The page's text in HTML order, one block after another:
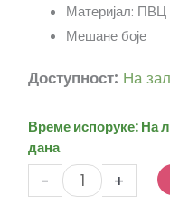
Материјал:
Мешане боје
Доступност: На
Време испоруке:На
дана
-
Транспортна
за
замак
Боунци
количина
+